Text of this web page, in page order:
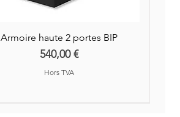
Armoire haute 2 portes BIP
Prix
540,00 €
Hors TVA